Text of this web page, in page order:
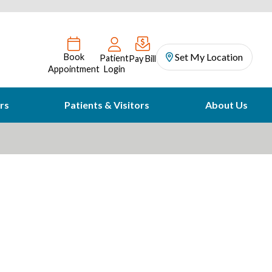
Book
Appointment
Patient
Login
Pay Bill Set My Location
Patients & Visitors About Us